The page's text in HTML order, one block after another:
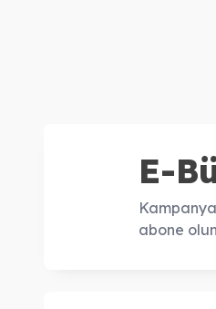
E-
abone